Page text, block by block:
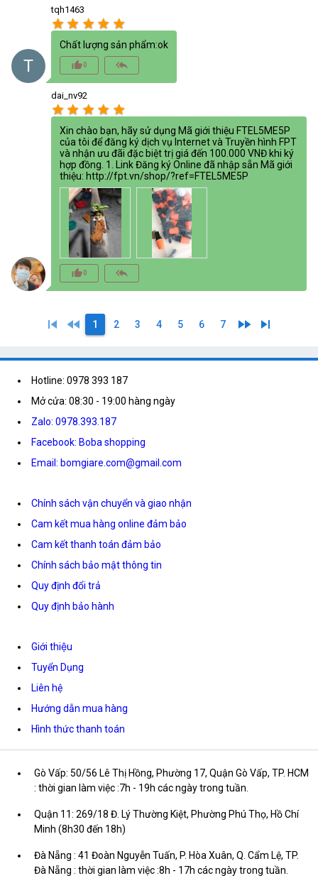
T
tqh1463
star star star star star
Chất lượng sản phẩm:ok
thumb_up_alt0 reply_all
dai_nv92
star star star star star
Xin chào bạn, hãy sử dụng Mã giới thiệu FTEL5ME5P
của tôi để đăng ký dịch vụ Internet và Truyền hình FPT
và nhận ưu đãi đặc biệt trị giá đến 100.000 VNĐ khi ký
hợp đồng. 1. Link Đăng ký Online đã nhập sẵn Mã giới
thiệu: http://fpt.vn/shop/?ref=FTEL5ME5P
thumb_up_alt0 reply_all
skip_previous fast_rewind 1 2 3 4 5 6 7 fast_forward skip_next
Hotline: 0978 393 187
Mở cửa: 08:30 - 19:00 hàng ngày
Zalo: 0978.393.187
Facebook: Boba shopping
Email: bomgiare.com@gmail.com
Chính sách vận chuyển và giao nhận
Cam kết mua hàng online đảm bảo
Cam kết thanh toán đảm bảo
Chính sách bảo mật thông tin
Quy định đổi trả
Quy định bảo hành
Giới thiệu
Tuyển Dụng
Liên hệ
Hướng dẫn mua hàng
Hình thức thanh toán
Gò Vấp: 50/56 Lê Thị Hồng, Phường 17, Quận Gò Vấp, TP. HCM
: thời gian làm việc :7h - 19h các ngày trong tuần.
Quận 11: 269/18 Đ. Lý Thường Kiệt, Phường Phú Thọ, Hồ Chí
Minh (8h30 đến 18h)
Đà Nẵng : 41 Đoàn Nguyễn Tuấn, P. Hòa Xuân, Q. Cẩm Lệ, TP.
Đà Nẵng : thời gian làm việc :8h - 17h các ngày trong tuần.